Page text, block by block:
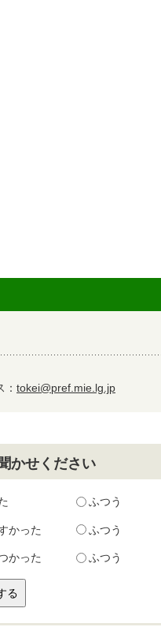
tokei@pref.mie.lg.jp
かせください
ふつう
かった ふつう
かった ふつう